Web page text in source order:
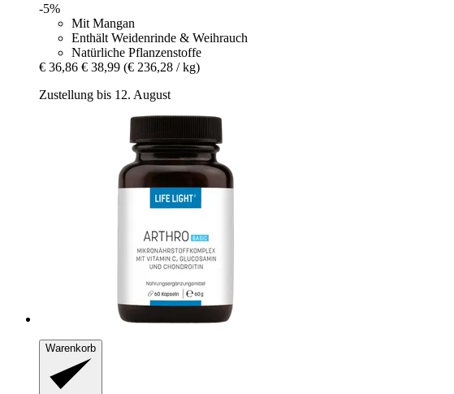
-5%
Mit Mangan
Enthält Weidenrinde & Weihrauch
Natürliche Pflanzenstoffe
€ 36,86 € 38,99 (€ 236,28 / kg)
Zustellung bis 12. August
Warenkorb